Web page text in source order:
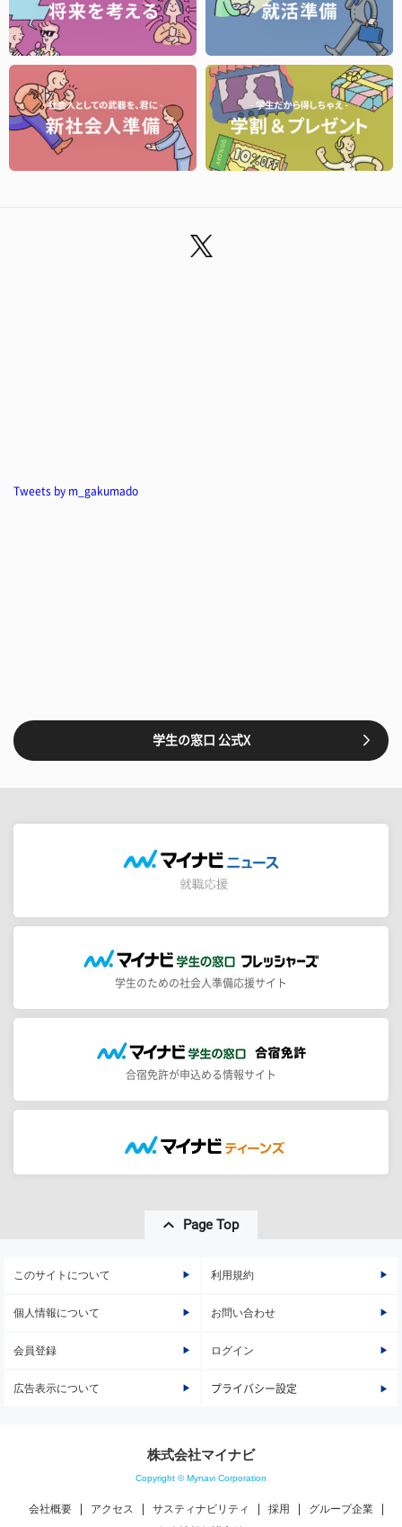
Tweets by m_gakumado
学生の窓口 公式X
学生のための社会人準備応援サイト
合宿免許が申込める情報サイト
Page Top
このサイトについて 利用規約
個人情報について お問い合わせ
会員登録 ログイン
広告表示について プライバシー設定
株式会社マイナビ
Copyright © Mynavi Corporation
会社概要 アクセス サスティナビリティ 採用
グループ企業